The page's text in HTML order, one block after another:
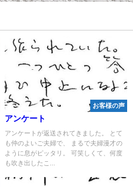
お客様の声
アンケート
アンケートが返送されてきました。 とて
も仲のよいご夫婦で、 まるで夫婦漫才の
ように息がピッタリ。 可笑しくて、何度
も吹き出したこ...